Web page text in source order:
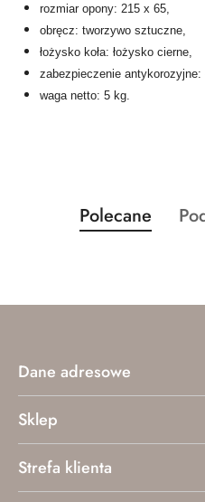
rozmiar opony: 215 x 65,
obręcz: tworzywo sztuczne,
łożysko koła: łożysko cierne,
zabezpieczenie antykorozyjne:
waga netto: 5 kg.
Pomiń karuzelę
Produkty
o
Polecane
Dane adresowe
Sklep
Strefa klienta